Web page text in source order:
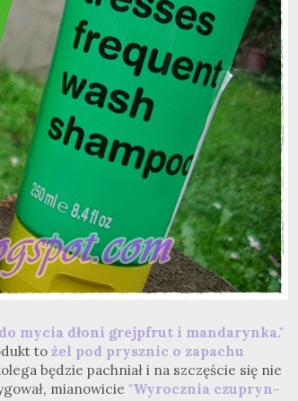
mycia dłoni grejpfrut i mandarynka."
to żel pod prysznic o zapachu
będzie pachniał i na szczęście się nie
mianowicie "Wyrocznia czupryn-